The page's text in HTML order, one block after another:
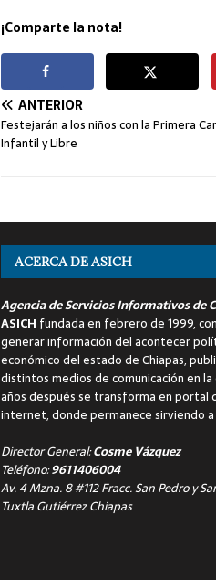
¡Comparte la nota!
ANTERIOR
Festejarán a los niños con la Primera
Infantil y Libre
ACERCA DE ASICH
Agencia de Servicios Informativos de
ASICH fundada en febrero de 1999,
generar información del acontecer
económico del estado de Chiapas,
distintos medios de comunicación en
años después se transforma en portal
internet, donde permanece sirviendo a
Director General:Cosme Vázquez
Teléfono:9611406004
Av. 4 Mzna. 8 #112 Fracc. San Pedro y
Tuxtla Gutiérrez Chiapas